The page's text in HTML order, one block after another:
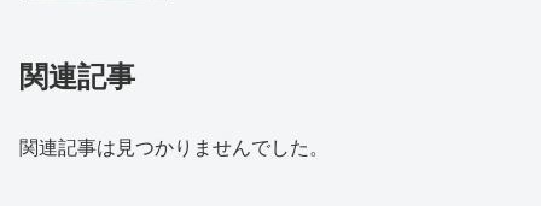
関連記事
関連記事は見つかりませんでした。